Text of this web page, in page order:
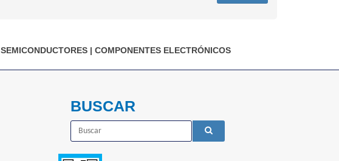
SEMICONDUCTORES | COMPONENTES ELECTRÓNICOS
BUSCAR